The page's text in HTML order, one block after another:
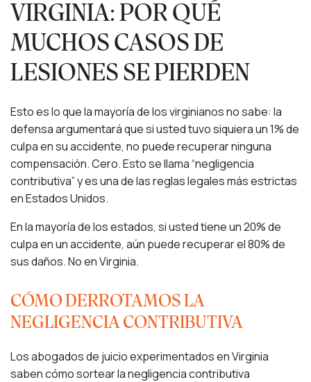
VIRGINIA: POR QUÉ
MUCHOS CASOS DE
LESIONES SE PIERDEN
Esto es lo que la mayoría de los virginianos no sabe: la
defensa argumentará que si usted tuvo siquiera un 1% de
culpa en su accidente, no puede recuperar ninguna
compensación. Cero. Esto se llama “negligencia
contributiva” y es una de las reglas legales más estrictas
en Estados Unidos.
En la mayoría de los estados, si usted tiene un 20% de
culpa en un accidente, aún puede recuperar el 80% de
sus daños. No en Virginia.
CÓMO DERROTAMOS LA
NEGLIGENCIA CONTRIBUTIVA
Los abogados de juicio experimentados en Virginia
saben cómo sortear la negligencia contributiva